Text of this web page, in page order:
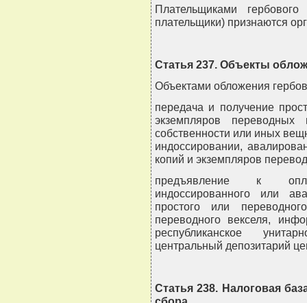
Плательщиками
плательщики) признаются
Статья 237. Объекты
Объектами обложения
передача и получение
экземпляров
собственности или иных
индоссировании,
копий и экземпляров
предъявление к
индоссированного или
простого или
переводного векселя,
республиканское
центральный депозитарий
Статья 238. Налоговая